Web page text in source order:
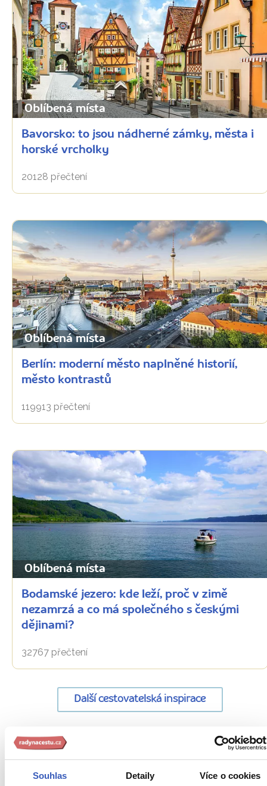
Souhlas Detaily Více o cookies
Oblíbená místa
Bavorsko: to jsou nádherné zámky, města i
horské vrcholky
20128 přečtení
Oblíbená místa
Berlín: moderní město naplněné historií,
město kontrastů
119913 přečtení
Oblíbená místa
Bodamské jezero: kde leží, proč v zimě
nezamrzá a co má společného s českými
dějinami?
32767 přečtení
Další cestovatelská inspirace
URL
stránky:
www.radynacestu.cz/magazin/stralsund/
Aktuality